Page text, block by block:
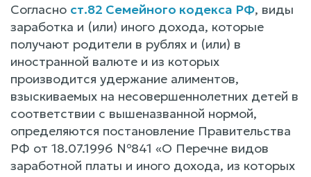
Согласно ст.82 Семейного кодекса РФ, виды
заработка и (или) иного дохода, которые
получают родители в рублях и (или) в
иностранной валюте и из которых
производится удержание алиментов,
взыскиваемых на несовершеннолетних детей в
соответствии с вышеназванной нормой,
определяются постановление Правительства
РФ от 18.07.1996 №841 «О Перечне видов
заработной платы и иного дохода, из которых